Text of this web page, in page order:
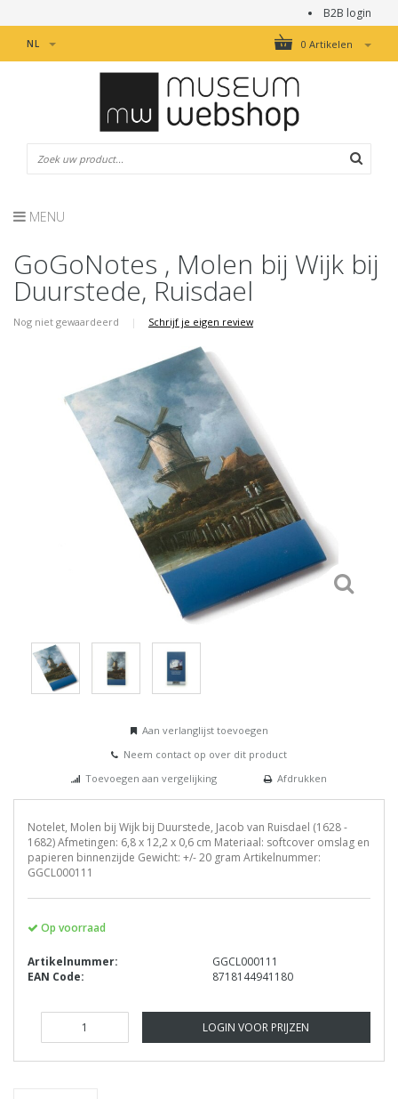
B2B login
0 Artikelen
NL
MENU
GoGoNotes , Molen bij Wijk bij
Duurstede, Ruisdael
Nog niet gewaardeerd | Schrijf je eigen review
Aan verlanglijst toevoegen
Neem contact op over dit product
Toevoegen aan vergelijking
Afdrukken
Notelet, Molen bij Wijk bij Duurstede, Jacob van Ruisdael (1628 -
1682) Afmetingen: 6,8 x 12,2 x 0,6 cm Materiaal: softcover omslag en
papieren binnenzijde Gewicht: +/- 20 gram Artikelnummer:
GGCL000111
Op voorraad
Artikelnummer:
GGCL000111
EAN Code:
8718144941180
LOGIN VOOR PRIJZEN